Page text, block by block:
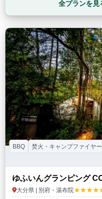
全プランを見
ゆふいんグランピング
大分県 | 別府・湯布院
BBQ 焚火・キャンプファイヤー